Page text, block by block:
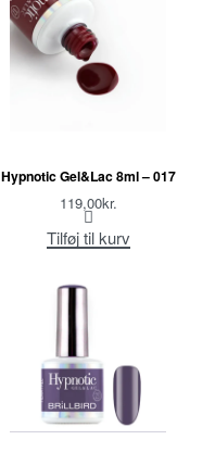
Hypnotic Gel&Lac 8ml – 017
119,00kr.
Tilføj til kurv